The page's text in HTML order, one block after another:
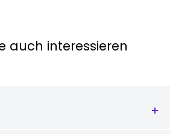
auch interessieren